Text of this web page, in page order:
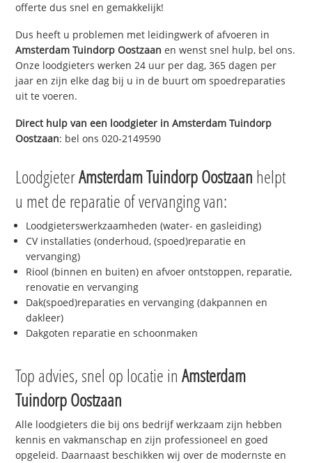
offerte dus snel en gemakkelijk!
Dus heeft u problemen met leidingwerk of afvoeren in
Amsterdam Tuindorp Oostzaan en wenst snel hulp, bel ons.
Onze loodgieters werken 24 uur per dag, 365 dagen per
jaar en zijn elke dag bij u in de buurt om spoedreparaties
uit te voeren.
Direct hulp van een loodgieter inAmsterdam Tuindorp
Oostzaan: bel ons 020-2149590
LoodgieterAmsterdam Tuindorp Oostzaan helpt
u met de reparatie of vervanging van:
Loodgieterswerkzaamheden (water- en gasleiding)
CV installaties (onderhoud, (spoed)reparatie en
vervanging)
Riool (binnen en buiten) en afvoer ontstoppen, reparatie,
renovatie en vervanging
Dak(spoed)reparaties en vervanging (dakpannen en
dakleer)
Dakgoten reparatie en schoonmaken
Top advies, snel op locatie inAmsterdam
Tuindorp Oostzaan
Alle loodgieters die bij ons bedrijf werkzaam zijn hebben
kennis en vakmanschap en zijn professioneel en goed
opgeleid. Daarnaast beschikken wij over de modernste en